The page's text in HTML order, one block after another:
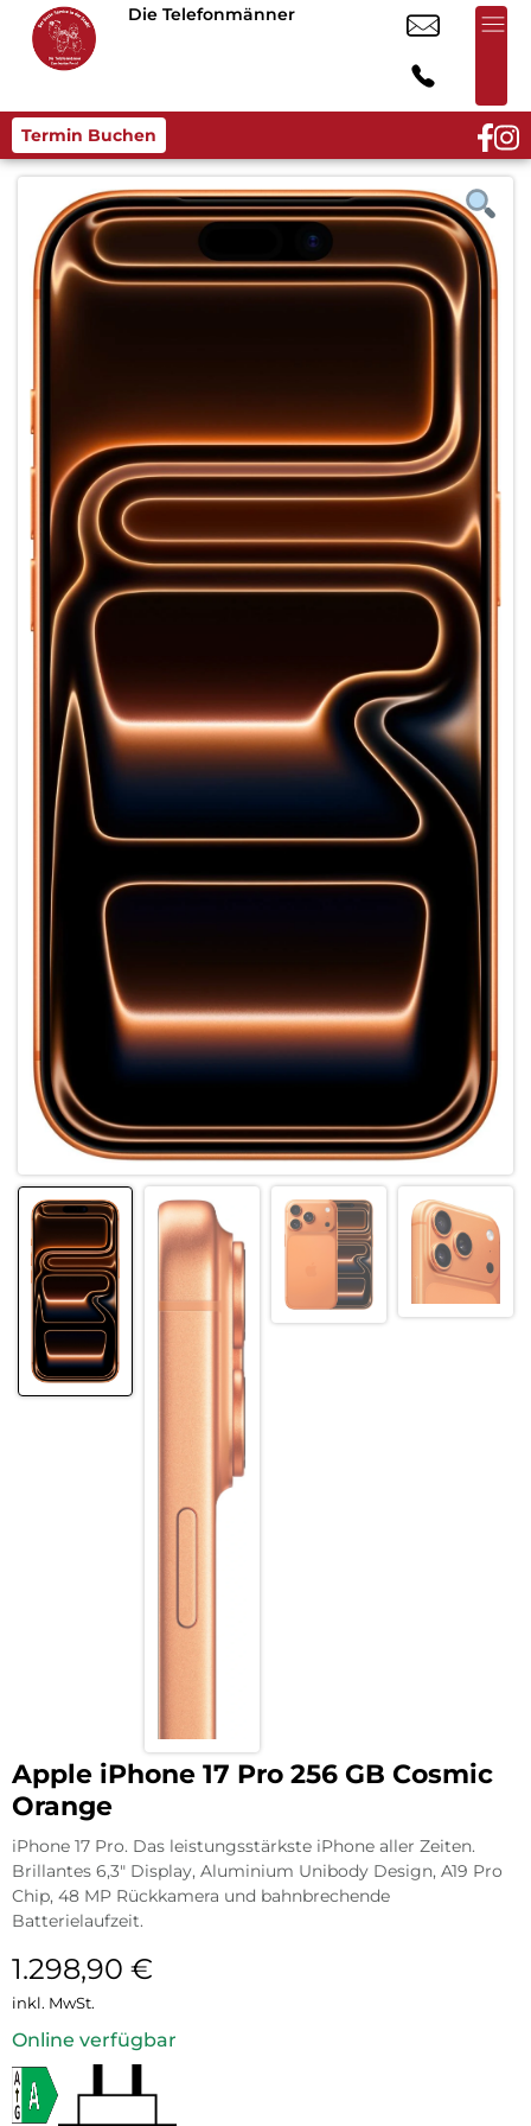
Die Telefonmänner
Termin Buchen
Apple iPhone 17 Pro 256 GB Cosmic
Orange
iPhone 17 Pro. Das leistungsstärkste iPhone aller Zeiten.
Brillantes 6,3″ Display, Aluminium Unibody Design, A19 Pro
Chip, 48 MP Rückkamera und bahnbrechende
Batterielaufzeit.
1.298,90 €
inkl. MwSt.
Online verfügbar